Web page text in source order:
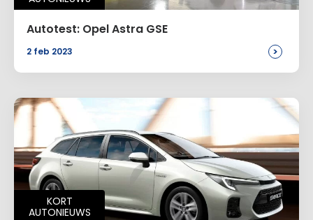
Autotest: Opel Astra GSE
2 feb 2023 >
KORT
AUTONIEUWS